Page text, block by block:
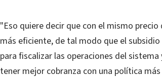
"Eso quiere decir que con el mismo
más eficiente, de tal modo que el subsidio
para fiscalizar las operaciones del
tener mejor cobranza con una política